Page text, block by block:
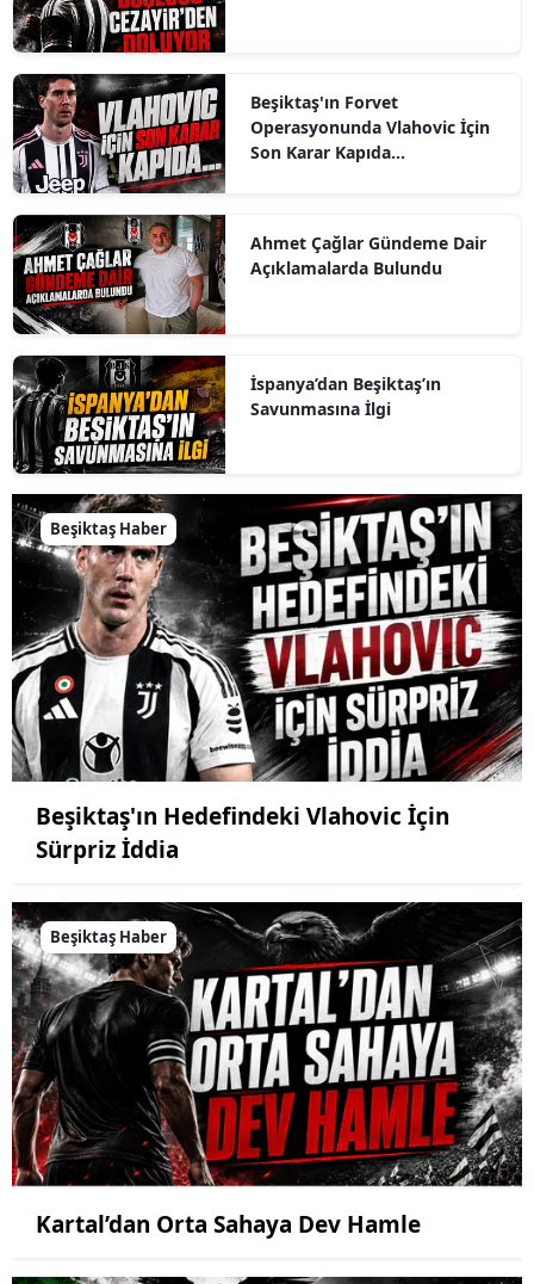
Beşiktaş'ın Forvet
Operasyonunda Vlahovic İçin
Son Karar Kapıda...
Ahmet Çağlar Gündeme Dair
Açıklamalarda Bulundu
İspanya’dan Beşiktaş’ın
Savunmasına İlgi
Beşiktaş Haber
Beşiktaş'ın Hedefindeki Vlahovic İçin
Sürpriz İddia
Beşiktaş Haber
Kartal’dan Orta Sahaya Dev Hamle